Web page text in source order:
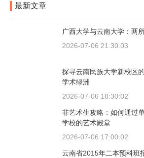
最新文章
广西大学与云南大学：两
2026-07-06 21:30:03
探寻云南民族大学新校区
学术绿洲
2026-07-06 18:30:02
非艺术生攻略：如何通过
学校的艺术殿堂
2026-07-06 17:00:02
云南省2015年二本预科班